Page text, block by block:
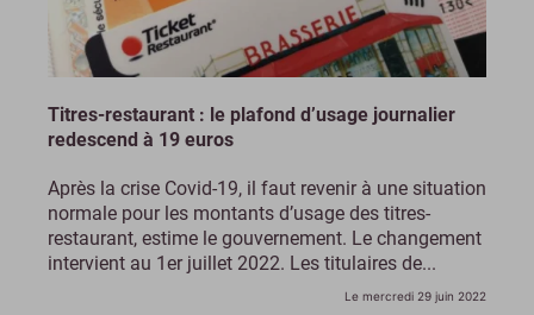
Titres-restaurant : le plafond d’usage journalier
redescend à 19 euros
Après la crise Covid-19, il faut revenir à une situation
normale pour les montants d’usage des titres-
restaurant, estime le gouvernement. Le changement
intervient au 1er juillet 2022. Les titulaires de...
Le mercredi 29 juin 2022